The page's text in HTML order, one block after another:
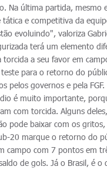
Na última partida,
tática e competitiva da
evoluindo", valoriza
terá um elemento
torcida a seu favor em
para o retorno do
pelos governos e pela FGF.
é muito importante,
com torcida. Alguns
pode baixar com os
20 marque o retorno do
campo com 7 pontos em
de gols. Já o Brasil, é